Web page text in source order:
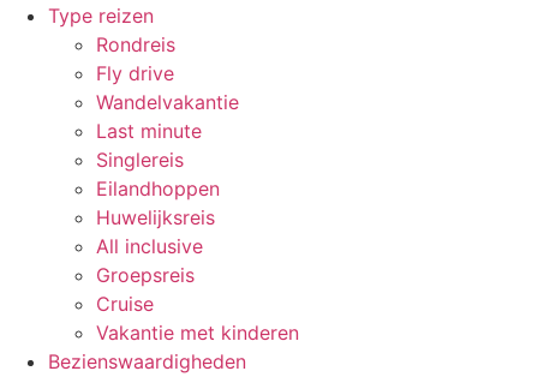
Type reizen
Rondreis
Fly drive
Wandelvakantie
Last minute
Singlereis
Eilandhoppen
Huwelijksreis
All inclusive
Groepsreis
Cruise
Vakantie met kinderen
Bezienswaardigheden